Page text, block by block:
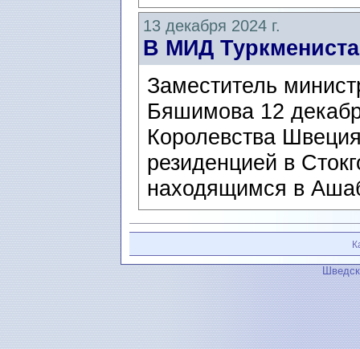
13 декабря 2024 г.
В МИД
Заместитель
Бяшимова 12
Королевства
резиденцией в
находящимся в